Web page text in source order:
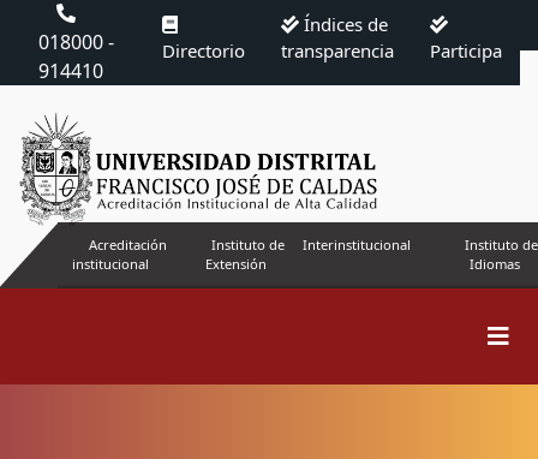
018000 -
914410
Directorio
Índices de
transparencia
Participa
Acreditación
institucional
Instituto de
Extensión
Interinstitucional
Instituto de
Idiomas